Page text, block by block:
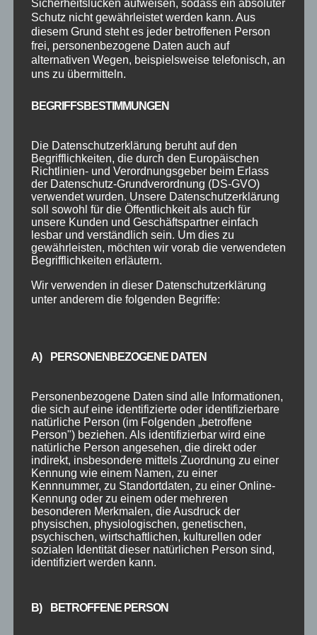
DEIN TANZHERBST 2022
vonSteffen Braun|Okt. 18, 2022|Jugendkurse,
Tanzkurse
Workshops, die im Herbst starten :
Anmelden ab Freitag, 24.10.2022 | 20:45 Uhr
10 Wochen à 90 Minuten | 100,-€ pro
Teilnehmer (Wiederholer 50%)
Gesellschaftstanz :...
SOMMERFERIEN 2022
vonSteffen Braun|Aug. 2, 2022|Event,Ferien
Fitnesskurse,Info,Jugendkurse ,Kinderkurse,
Tanzkurse
Deine Tanzschule macht SommerFerien
Deshalb bleiben unsere Türen von Montag,
01.08.2022 bis Montag, 12.09.2022 geschlossen.
Wir wünschen allen Kunden und Freunden der
Sommer 2022 und freuen uns auf Euch im
Sicherheitslücken aufweisen, sodass ein absoluter
Schutz nicht gewährleistet werden kann. Aus
diesem Grund steht es jeder betroffenen Person
frei, personenbezogene Daten auch auf
alternativen Wegen, beispielsweise telefonisch, an
uns zu übermitteln.
BEGRIFFSBESTIMMUNGEN
Die Datenschutzerklärung beruht auf den
Begrifflichkeiten, die durch den Europäischen
Richtlinien- und Verordnungsgeber beim Erlass
der Datenschutz-Grundverordnung (DS-GVO)
verwendet wurden. Unsere Datenschutzerklärung
soll sowohl für die Öffentlichkeit als auch für
unsere Kunden und Geschäftspartner einfach
lesbar und verständlich sein. Um dies zu
gewährleisten, möchten wir vorab die verwendeten
Begrifflichkeiten erläutern.
Wir verwenden in dieser Datenschutzerklärung
unter anderem die folgenden Begriffe:
A) PERSONENBEZOGENE DATEN
Personenbezogene Daten sind alle Informationen,
die sich auf eine identifizierte oder identifizierbare
natürliche Person (im Folgenden „betroffene
Person") beziehen. Als identifizierbar wird eine
natürliche Person angesehen, die direkt oder
indirekt, insbesondere mittels Zuordnung zu einer
Kennung wie einem Namen, zu einer
Kennnummer, zu Standortdaten, zu einer Online-
Kennung oder zu einem oder mehreren
besonderen Merkmalen, die Ausdruck der
physischen, physiologischen, genetischen,
psychischen, wirtschaftlichen, kulturellen oder
sozialen Identität dieser natürlichen Person sind,
identifiziert werden kann.
B) BETROFFENE PERSON